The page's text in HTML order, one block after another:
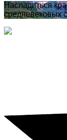
Насладиться
средневековых